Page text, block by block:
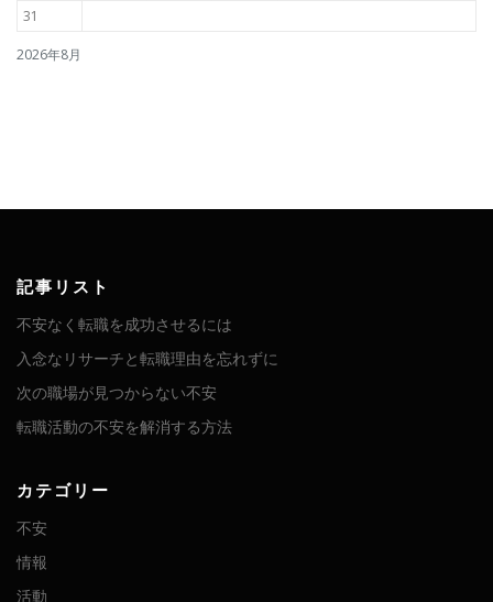
2026年8月
31
記事リスト
不安なく転職を成功させるには
入念なリサーチと転職理由を忘れずに
次の職場が見つからない不安
転職活動の不安を解消する方法
カテゴリー
不安
情報
活動